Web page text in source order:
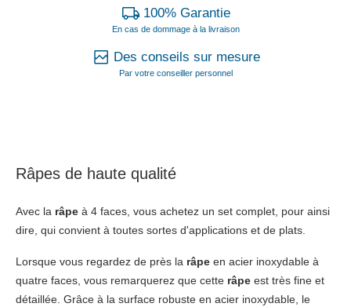
100% Garantie
En cas de dommage à la livraison
Des conseils sur mesure
Par votre conseiller personnel
Râpes de haute qualité
Avec la râpe à 4 faces, vous achetez un set complet, pour ainsi
dire, qui convient à toutes sortes d'applications et de plats.
Lorsque vous regardez de près la râpe en acier inoxydable à
quatre faces, vous remarquerez que cette râpe est très fine et
détaillée. Grâce à la surface robuste en acier inoxydable, le